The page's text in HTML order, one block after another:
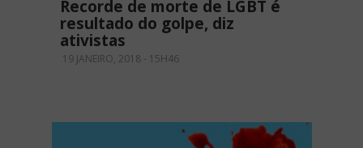
Recorde de morte de LGBT é
resultado do golpe, diz
ativistas
19 JANEIRO, 2018 - 15H46